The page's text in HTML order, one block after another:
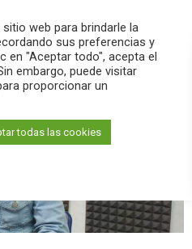
search menu pause PLAY
web para brindarle la
sus preferencias y
en "Aceptar todo", acepta el
embargo, puede visitar
proporcionar un
todas las cookies